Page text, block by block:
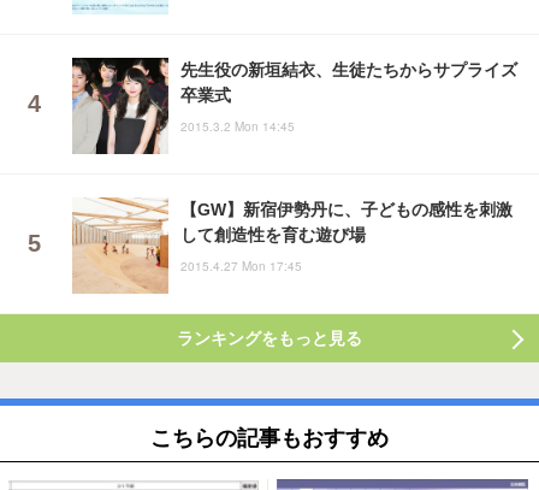
先生役の新垣結衣、生徒たちからサプライズ
卒業式
2015.3.2 Mon 14:45
【GW】新宿伊勢丹に、子どもの感性を刺激
して創造性を育む遊び場
2015.4.27 Mon 17:45
ランキングをもっと見る
こちらの記事もおすすめ